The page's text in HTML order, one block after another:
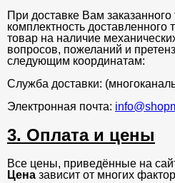
При доставке Вам
комплектность доставленного
товар на наличие
вопросов, пожеланий и
следующим координатам:
Служба доставки:
Электронная почта:
3. Оплата и цены
Все цены, приведённые на
Цена зависит от многих